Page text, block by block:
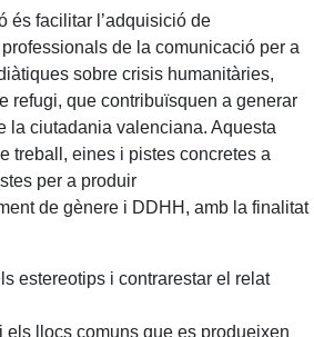
és facilitar l’adquisició de
de la comunicació per a
sobre crisis humanitàries,
refugi, que contribuïsquen a generar
la ciutadania valenciana. Aquesta
treball, eines i pistes concretes a
per a produir
de gènere i DDHH, amb la finalitat
estereotips i contrarestar el relat
els llocs comuns que es produeixen